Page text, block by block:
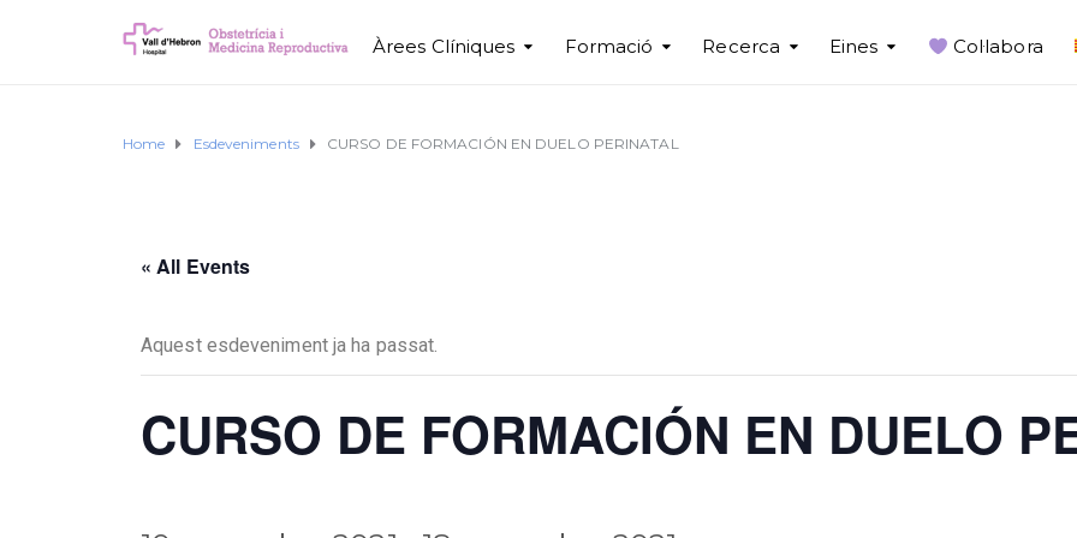
Àrees Clíniques Formació Recerca Eines Col·labora
Home Esdeveniments CURSO DE FORMACIÓN EN DUELO PERINATAL
« All Events
Aquest esdeveniment ja ha passat.
CURSO DE FORMACIÓN EN DUELO